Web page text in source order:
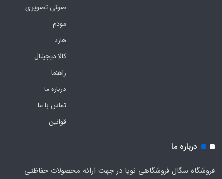
صوتی تصویری
مودم
هارد
کالا دیجیتال
راهنما
درباره ما
تماس با ما
قوانین
درباره ما
فروشگاه سگال فروشگاهی نوپا در جهت ارائه محصولات حفاظتی